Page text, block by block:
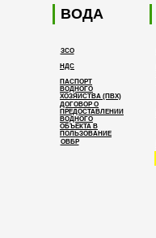
ВОДА
ЗСО
НДС
ПАСПОРТ
ВОДНОГО
ХОЗЯЙСТВА (ПВХ)
ДОГОВОР О
ПРЕДОСТАВЛЕНИИ
ВОДНОГО
ОБЪЕКТА В
ПОЛЬЗОВАНИЕ
ОВБР